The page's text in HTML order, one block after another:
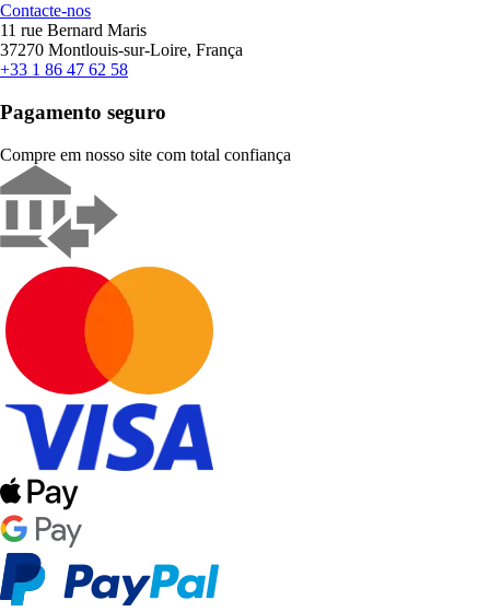
Contacte-nos
11 rue Bernard Maris
37270 Montlouis-sur-Loire, França
+33 1 86 47 62 58
Pagamento seguro
Compre em nosso site com total confiança